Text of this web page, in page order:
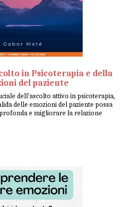
in Psicoterapia e della
del paziente
dell'ascolto attivo in psicoterapia,
delle emozioni del paziente possa
e migliorare la relazione